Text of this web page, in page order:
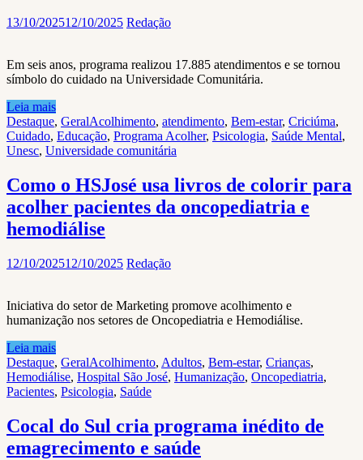
13/10/202512/10/2025 Redação
Em seis anos, programa realizou 17.885 atendimentos e se tornou
símbolo do cuidado na Universidade Comunitária.
Leia mais
Destaque, GeralAcolhimento, atendimento, Bem-estar, Criciúma,
Cuidado, Educação, Programa Acolher, Psicologia, Saúde Mental,
Unesc, Universidade comunitária
Como o HSJosé usa livros de colorir para
acolher pacientes da oncopediatria e
hemodiálise
12/10/202512/10/2025 Redação
Iniciativa do setor de Marketing promove acolhimento e
humanização nos setores de Oncopediatria e Hemodiálise.
Leia mais
Destaque, GeralAcolhimento, Adultos, Bem-estar, Crianças,
Hemodiálise, Hospital São José, Humanização, Oncopediatria,
Pacientes, Psicologia, Saúde
Cocal do Sul cria programa inédito de
emagrecimento e saúde